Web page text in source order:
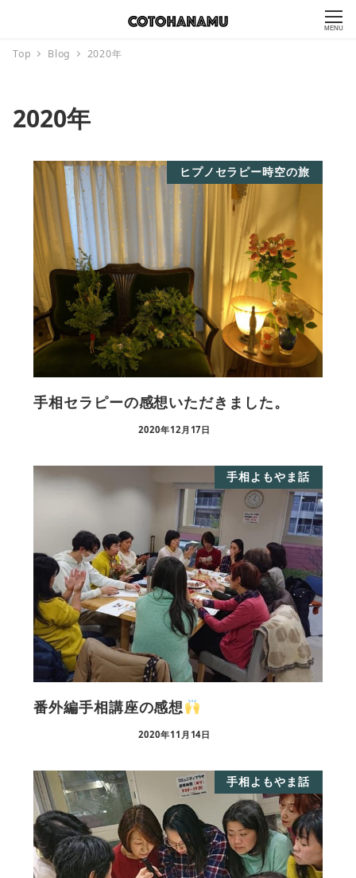
MENU
Top Blog 2020年
2020年
ヒプノセラピー時空の旅
手相セラピーの感想いただきました。
2020年12月17日
手相よもやま話
番外編手相講座の感想
2020年11月14日
手相よもやま話